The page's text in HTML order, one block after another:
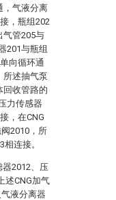
，气液分离
，瓶组202
气管205与
201与瓶组
向循环通
所述抽气泵
回收管路的
力传感器
，在CNG
2010，所
连接。
器2012、压
述CNG加气
液分离器